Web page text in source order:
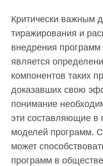
Критически важным
тиражирования и
внедрения
является
компонентов таких
доказавших свою
понимание
эти составляющие в
моделей программ.
может
программ в